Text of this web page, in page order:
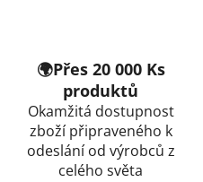
🌍Přes 20 000 Ks
produktů
Okamžitá dostupnost
zboží připraveného k
odeslání od výrobců z
celého světa